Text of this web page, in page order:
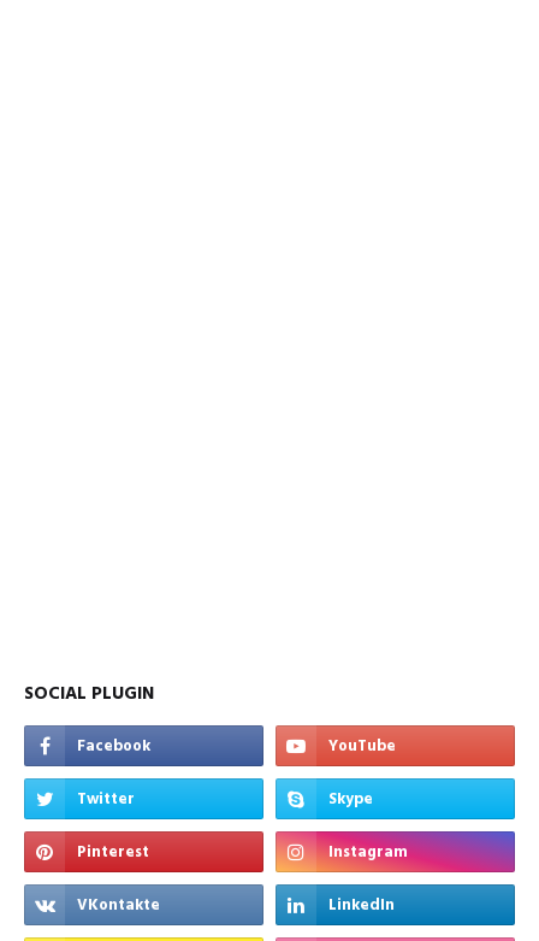
SOCIAL PLUGIN